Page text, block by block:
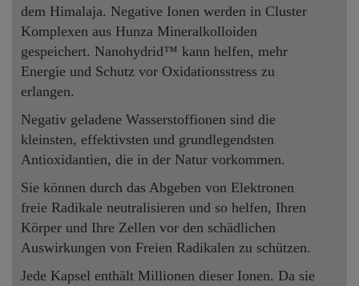
dem Himalaja. Negative Ionen werden in Cluster
Komplexen aus Hunza Mineralkolloiden
gespeichert. Nanohydrid™ kann helfen, mehr
Energie und Schutz vor Oxidationsstress zu
erlangen.
Negativ geladene Wasserstoffionen sind die
kleinsten, effektivsten und grundlegendsten
Antioxidantien, die in der Natur vorkommen.
Sie können durch das Abgeben von Elektronen
freie Radikale neutralisieren und so helfen, Ihren
Körper und Ihre Zellen vor den schädlichen
Auswirkungen von Freien Radikalen zu schützen.
Jede Kapsel enthält Millionen dieser Ionen. Da sie